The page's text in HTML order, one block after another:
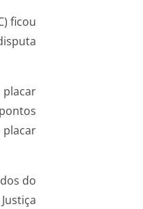
ficou
placar
placar
do